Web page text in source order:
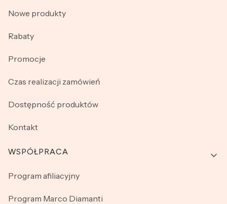
Nowe produkty
Rabaty
Promocje
Czas realizacji zamówień
Dostępność produktów
Kontakt
WSPÓŁPRACA
Program afiliacyjny
Program Marco Diamanti